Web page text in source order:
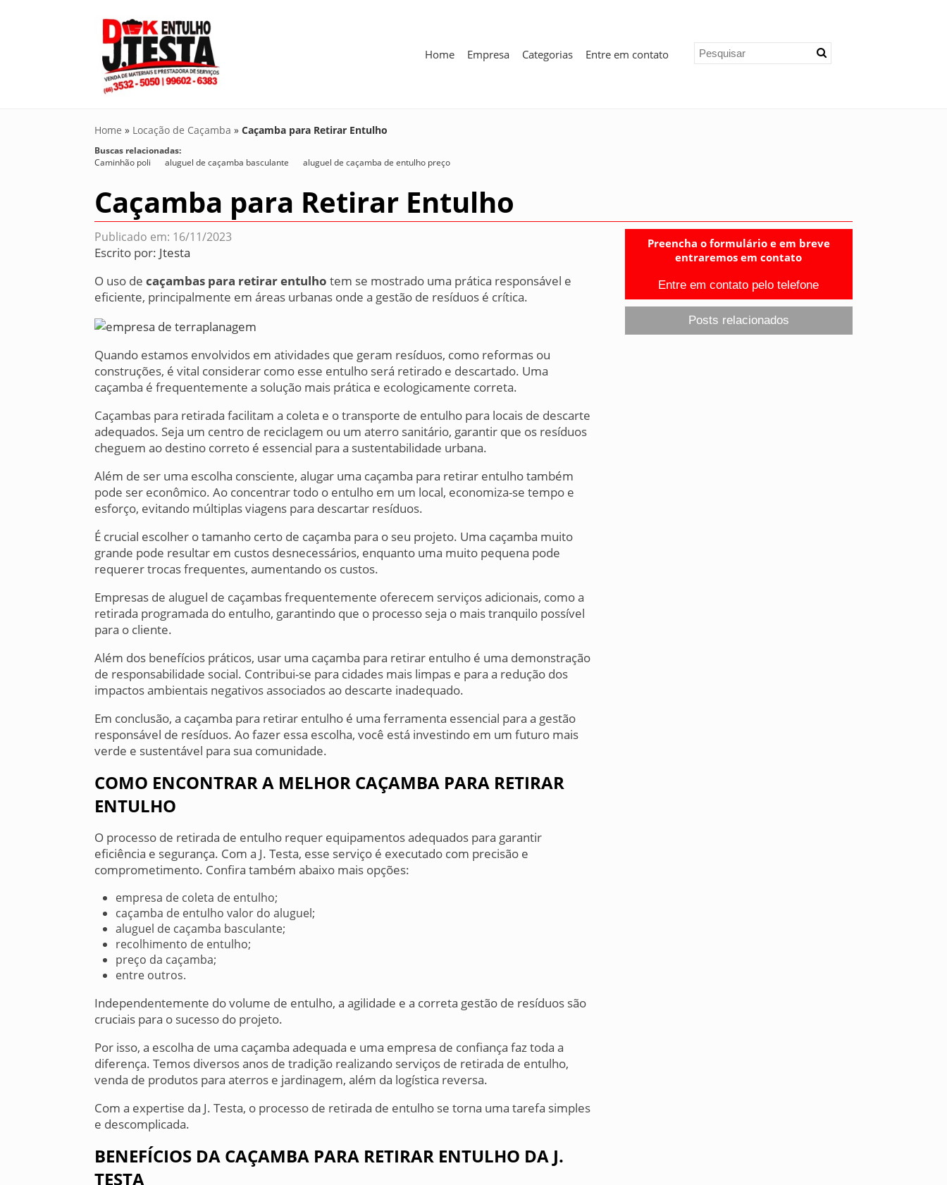
Home Empresa Categorias Entre em contato
Home » Locação de Caçamba »Caçamba para Retirar Entulho
Buscas relacionadas:
Caminhão poli
aluguel de caçamba basculante aluguel de caçamba de entulho preço
Caçamba para Retirar Entulho
Publicado em: 16/11/2023
Escrito por: Jtesta
O uso decaçambas para retirar entulho tem se mostrado uma prática responsável e
eficiente, principalmente em áreas urbanas onde a gestão de resíduos é crítica.
Quando estamos envolvidos em atividades que geram resíduos, como reformas ou
construções, é vital considerar como esse entulho será retirado e descartado. Uma
caçamba é frequentemente a solução mais prática e ecologicamente correta.
Caçambas para retirada facilitam a coleta e o transporte de entulho para locais de descarte
adequados. Seja um centro de reciclagem ou um aterro sanitário, garantir que os resíduos
cheguem ao destino correto é essencial para a sustentabilidade urbana.
Além de ser uma escolha consciente, alugar uma caçamba para retirar entulho também
pode ser econômico. Ao concentrar todo o entulho em um local, economiza-se tempo e
esforço, evitando múltiplas viagens para descartar resíduos.
É crucial escolher o tamanho certo de caçamba para o seu projeto. Uma caçamba muito
grande pode resultar em custos desnecessários, enquanto uma muito pequena pode
requerer trocas frequentes, aumentando os custos.
Empresas de aluguel de caçambas frequentemente oferecem serviços adicionais, como a
retirada programada do entulho, garantindo que o processo seja o mais tranquilo possível
para o cliente.
Além dos benefícios práticos, usar uma caçamba para retirar entulho é uma demonstração
de responsabilidade social. Contribui-se para cidades mais limpas e para a redução dos
impactos ambientais negativos associados ao descarte inadequado.
Em conclusão, a caçamba para retirar entulho é uma ferramenta essencial para a gestão
responsável de resíduos. Ao fazer essa escolha, você está investindo em um futuro mais
verde e sustentável para sua comunidade.
COMO ENCONTRAR A MELHOR CAÇAMBA PARA RETIRAR
ENTULHO
O processo de retirada de entulho requer equipamentos adequados para garantir
eficiência e segurança. Com a J. Testa, esse serviço é executado com precisão e
comprometimento. Confira também abaixo mais opções:
empresa de coleta de entulho;
caçamba de entulho valor do aluguel;
aluguel de caçamba basculante;
recolhimento de entulho;
preço da caçamba;
entre outros.
Independentemente do volume de entulho, a agilidade e a correta gestão de resíduos são
cruciais para o sucesso do projeto.
Por isso, a escolha de uma caçamba adequada e uma empresa de confiança faz toda a
diferença. Temos diversos anos de tradição realizando serviços de retirada de entulho,
venda de produtos para aterros e jardinagem, além da logística reversa.
Com a expertise da J. Testa, o processo de retirada de entulho se torna uma tarefa simples
e descomplicada.
BENEFÍCIOS DA CAÇAMBA PARA RETIRAR ENTULHO DA J.
TESTA
Preencha o formulário e em breve
entraremos em contato
Entre em contato pelo telefone
Posts relacionados